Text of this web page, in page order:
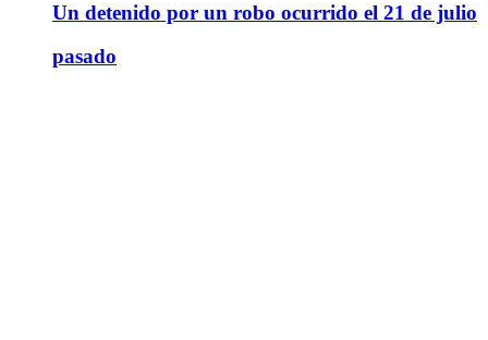
Un detenido por un robo ocurrido el 21 de julio
pasado